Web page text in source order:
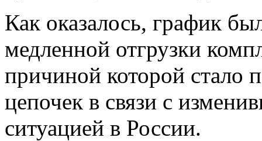
Как оказалось, график
медленной отгрузки
причиной которой стало
цепочек в связи с
ситуацией в России.